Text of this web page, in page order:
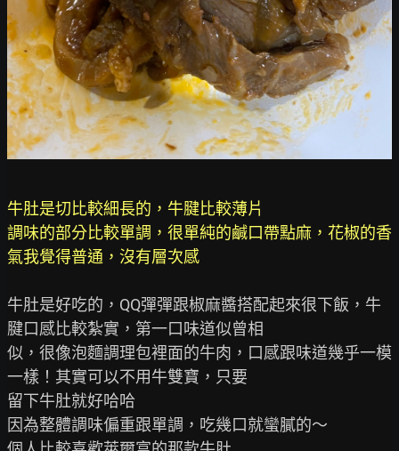
牛肚是切比較細長的，牛腱比較薄片
調味的部分比較單調，很單純的鹹口帶點麻，花椒的香
牛肚是好吃的，QQ彈彈跟椒麻醬搭配起來很下飯，牛
腱口感比較紮實，第一口味道似曾相
似，很像泡麵調理包裡面的牛肉，口感跟味道幾乎一模
一樣！其實可以不用牛雙寶，只要
留下牛肚就好哈哈
因為整體調味偏重跟單調，吃幾口就蠻膩的～